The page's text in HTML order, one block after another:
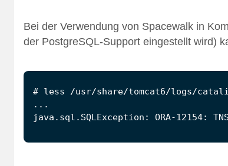
Bei der Verwendung von Spacewalk in
der PostgreSQL-Support eingestellt wird)
java.sql.SQLException: ORA-